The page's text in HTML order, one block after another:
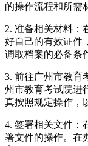
的操作流程和所需
2. 准备相关材料：
好自己的有效证件
调取档案的必备条
3. 前往广州市教育
州市教育考试院进
真按照规定操作，
4. 签署相关文件：
署文件的操作。在